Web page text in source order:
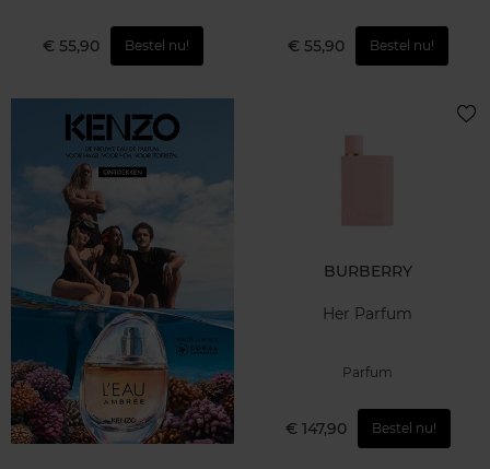
€ 55,90 Bestel nu! € 55,90 Bestel nu!
BURBERRY
Her Parfum
Parfum
€ 147,90 Bestel nu!